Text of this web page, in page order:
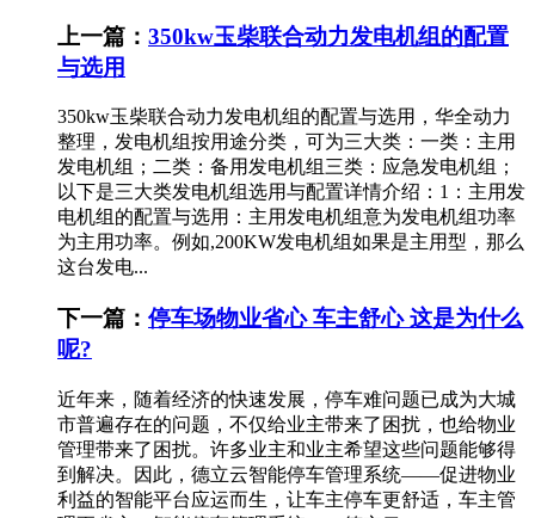
上一篇： 350kw玉柴联合动力发电机组的配置
与选用
350kw玉柴联合动力发电机组的配置与选用，华全动力
整理，发电机组按用途分类，可为三大类：一类：主用
发电机组；二类：备用发电机组三类：应急发电机组；
以下是三大类发电机组选用与配置详情介绍：1：主用发
电机组的配置与选用：主用发电机组意为发电机组功率
为主用功率。例如,200KW发电机组如果是主用型，那么
这台发电...
下一篇： 停车场物业省心 车主舒心 这是为什么
呢?
近年来，随着经济的快速发展，停车难问题已成为大城
市普遍存在的问题，不仅给业主带来了困扰，也给物业
管理带来了困扰。许多业主和业主希望这些问题能够得
到解决。因此，德立云智能停车管理系统——促进物业
利益的智能平台应运而生，让车主停车更舒适，车主管